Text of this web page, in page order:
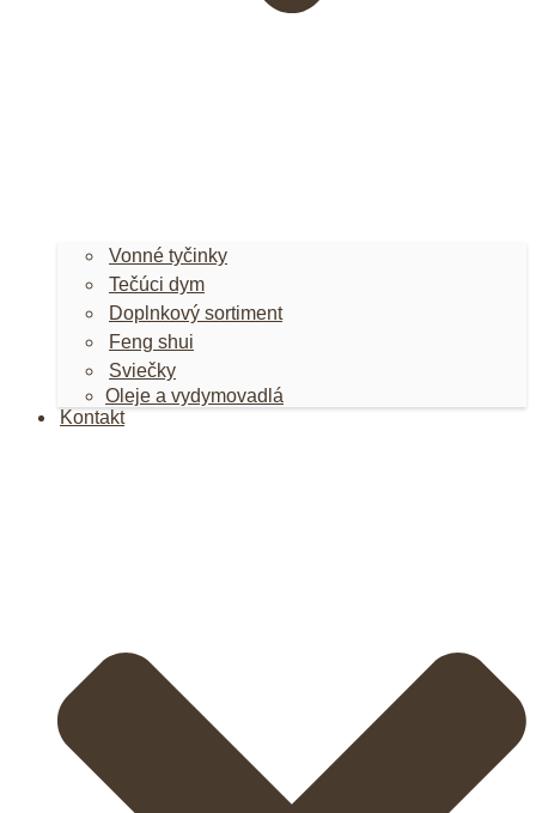
Vonné tyčinky
Tečúci dym
Doplnkový sortiment
Feng shui
Sviečky
Oleje a vydymovadlá
Kontakt